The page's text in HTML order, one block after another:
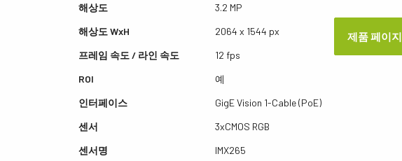
해상도
3.2 MP
해상도 WxH
2064 x 1544 px
프레임 속도 / 라인 속도
12 fps
ROI
예
인터페이스
GigE Vision 1-Cable (PoE)
센서
3xCMOS RGB
센서명
IMX265
제품 페이지